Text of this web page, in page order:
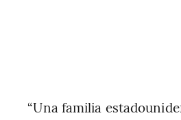
“Una familia